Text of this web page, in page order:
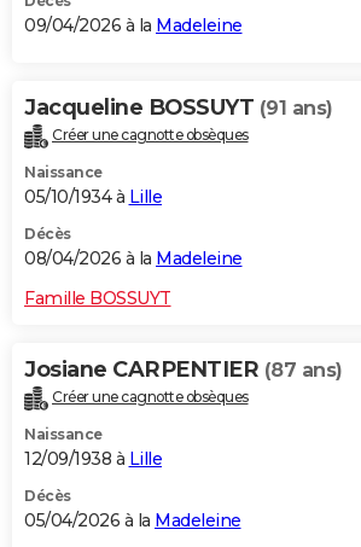
09/04/2026 à la Madeleine
Jacqueline BOSSUYT (91 ans)
Créer une cagnotte obsèques
Naissance
05/10/1934 à Lille
Décès
08/04/2026 à la Madeleine
Famille BOSSUYT
Josiane CARPENTIER (87 ans)
Créer une cagnotte obsèques
Naissance
12/09/1938 à Lille
Décès
05/04/2026 à la Madeleine